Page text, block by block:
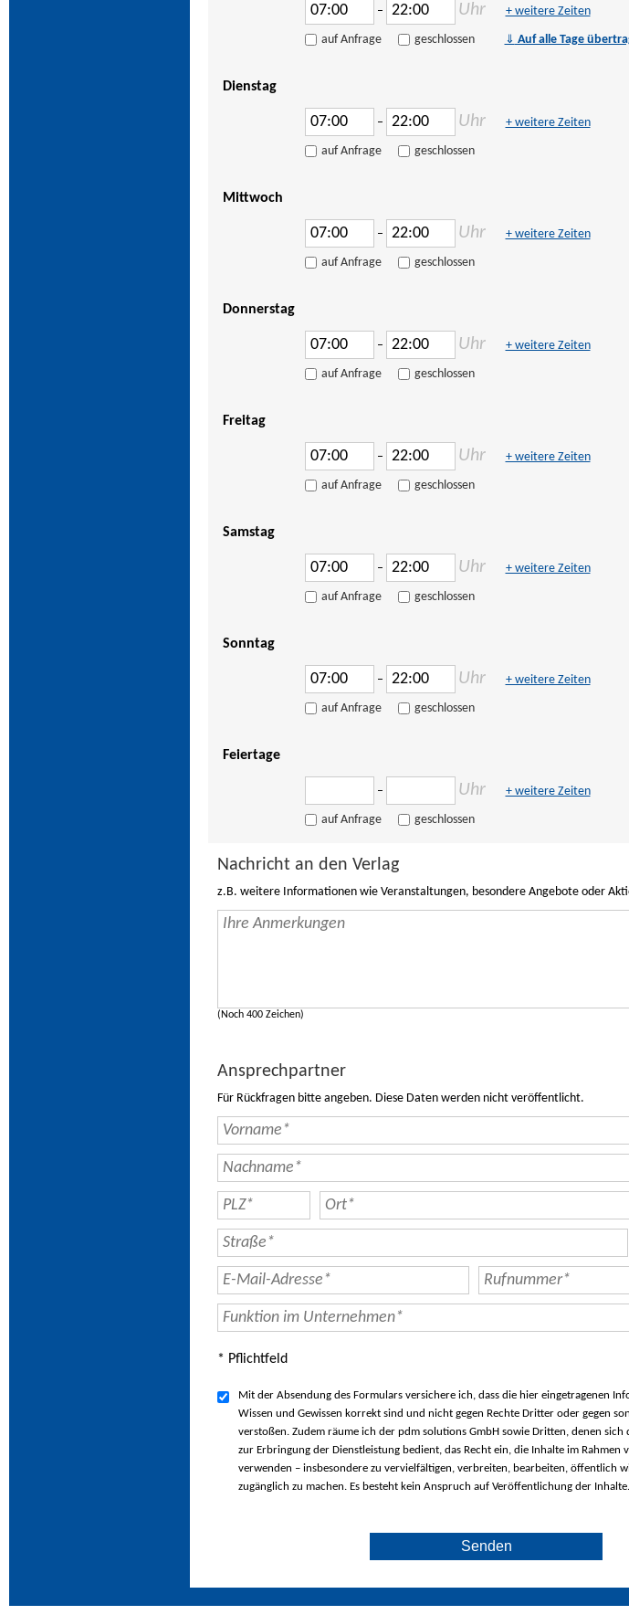
– Uhr + weitere Zeiten
auf Anfrage geschlossen ⇓ Auf alle Tage
Dienstag
– Uhr + weitere Zeiten
auf Anfrage geschlossen
Mittwoch
– Uhr + weitere Zeiten
auf Anfrage geschlossen
Donnerstag
– Uhr + weitere Zeiten
auf Anfrage geschlossen
Freitag
– Uhr + weitere Zeiten
auf Anfrage geschlossen
Samstag
– Uhr + weitere Zeiten
auf Anfrage geschlossen
Sonntag
– Uhr + weitere Zeiten
auf Anfrage geschlossen
Feiertage
– Uhr + weitere Zeiten
auf Anfrage geschlossen
Nachricht an den Verlag
z.B. weitere Informationen wie Veranstaltungen, besondere Angebote oder
(Noch 400 Zeichen)
Ansprechpartner
Für Rückfragen bitte angeben. Diese Daten werden nicht veröffentlicht.
* Pflichtfeld
Mit der Absendung des Formulars versichere ich, dass die hier eingetragenen
Wissen und Gewissen korrekt sind und nicht gegen Rechte Dritter oder gegen
verstoßen. Zudem räume ich der pdm solutions GmbH sowie Dritten, denen sich
zur Erbringung der Dienstleistung bedient, das Recht ein, die Inhalte im Rahmen
verwenden – insbesondere zu vervielfältigen, verbreiten, bearbeiten, öffentlich
zugänglich zu machen. Es besteht kein Anspruch auf Veröffentlichung der Inhalte.
Senden